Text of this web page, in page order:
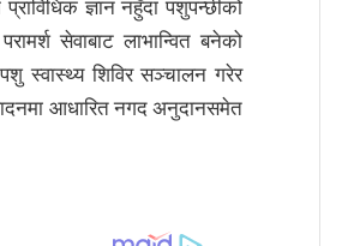
ज्ञान नहुँदा पशुपन्छीको
सेवाबाट लाभान्वित बनेको
स्वास्थ्य शिविर सञ्चालन गरेर
आधारित नगद अनुदानसमेत